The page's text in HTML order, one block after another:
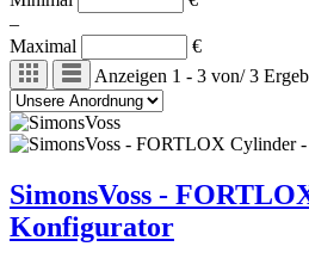
–
Maximal
€
Anzeigen 1 - 3 von/3
SimonsVoss -
Konfigurator